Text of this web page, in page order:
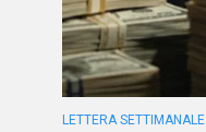
LETTERA SETTIMANALE